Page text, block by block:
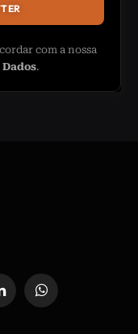
com a nossa
.
LinkedIn WhatsApp